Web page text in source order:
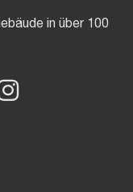
in über 100